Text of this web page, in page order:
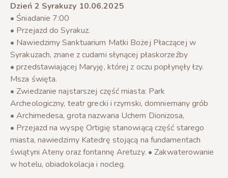
Dzień 2 Syrakuzy 10.06.2025
• Śniadanie 7:00
• Przejazd do Syrakuz.
• Nawiedzimy Sanktuarium Matki Bożej Płaczącej w
Syrakuzach, znane z cudami słynącej płaskorzeźby
• przedstawiającej Maryję, której z oczu popłynęły łzy.
Msza święta.
• Zwiedzanie najstarszej część miasta: Park
Archeologiczny, teatr grecki i rzymski, domniemany grób
• Archimedesa, grota nazwana Uchem Dionizosa,
• Przejazd na wyspę Ortigię stanowiącą część starego
miasta, nawiedzimy Katedrę stojącą na fundamentach
świątyni Ateny oraz fontannę Aretuzy. • Zakwaterowanie
w hotelu, obiadokolacja i nocleg.